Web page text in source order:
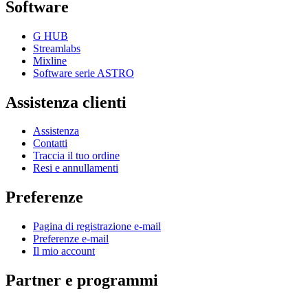
Software
G HUB
Streamlabs
Mixline
Software serie ASTRO
Assistenza clienti
Assistenza
Contatti
Traccia il tuo ordine
Resi e annullamenti
Preferenze
Pagina di registrazione e-mail
Preferenze e-mail
Il mio account
Partner e programmi